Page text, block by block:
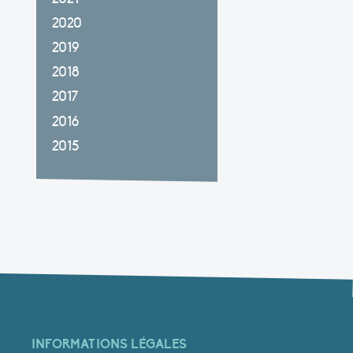
2020
2019
2018
2017
2016
2015
INFORMATIONS LÉGALES